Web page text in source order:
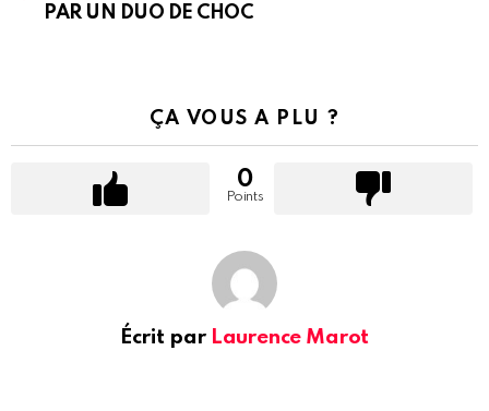
PAR UN DUO DE CHOC
ÇA VOUS A PLU ?
0
Points
Écrit par Laurence Marot